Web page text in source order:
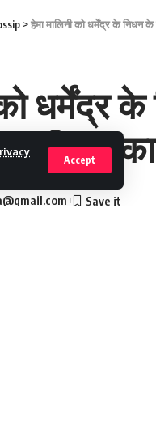
Accept
>हेमा मालिनी को धर्मेंद्र के निधन
धर्मेंद्र